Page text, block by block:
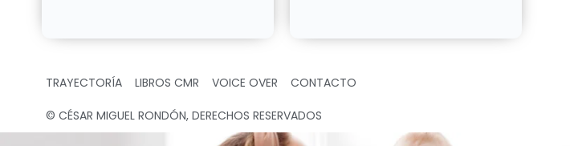
TRAYECTORÍA LIBROS CMR VOICE OVER CONTACTO
© CÉSAR MIGUEL RONDÓN, DERECHOS RESERVADOS